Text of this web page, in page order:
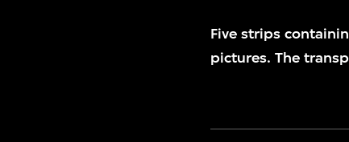
Five strips
pictures. The